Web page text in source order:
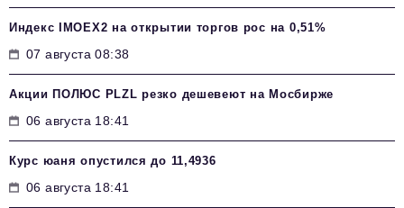
Индекс IMOEX2 на открытии торгов рос на 0,51%
07 августа 08:38
Акции ПОЛЮС PLZL резко дешевеют на Мосбирже
06 августа 18:41
Курс юаня опустился до 11,4936
06 августа 18:41